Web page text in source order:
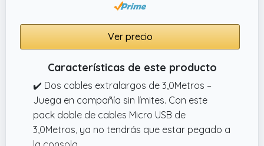
Ver precio
Características de este producto
✔️ Dos cables extralargos de 3,0Metros –
Juega en compañía sin límites. Con este
pack doble de cables Micro USB de
3,0Metros, ya no tendrás que estar pegado a